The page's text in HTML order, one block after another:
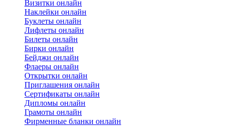
Визитки онлайн
Наклейки онлайн
Буклеты онлайн
Лифлеты онлайн
Билеты онлайн
Бирки онлайн
Бейджи онлайн
Флаеры онлайн
Открытки онлайн
Приглашения онлайн
Сертификаты онлайн
Дипломы онлайн
Грамоты онлайн
Фирменные бланки онлайн